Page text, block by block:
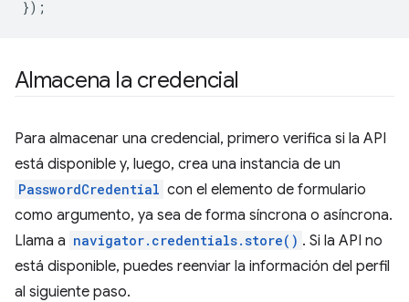
});
Almacena la credencial
Para almacenar una credencial, primero verifica si la API
está disponible y, luego, crea una instancia de un
PasswordCredential con el elemento de formulario
como argumento, ya sea de forma síncrona o asíncrona.
Llama a navigator.credentials.store() . Si la API no
está disponible, puedes reenviar la información del perfil
al siguiente paso.